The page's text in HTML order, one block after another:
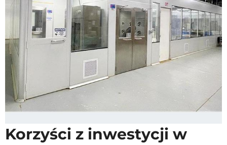
Korzyści z inwestycji w